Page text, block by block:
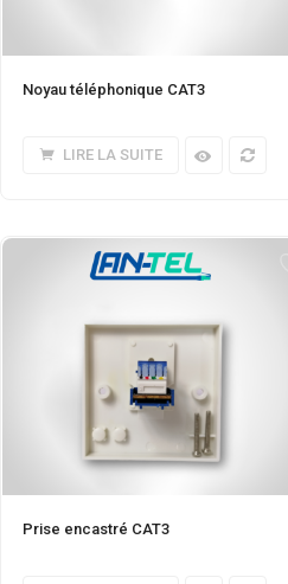
Noyau téléphonique CAT3
LIRE LA SUITE
Prise encastré CAT3